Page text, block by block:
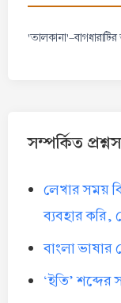
'তালকানা'-
সম্পর্কিত
লেখার সময়
ব্যবহার
বাংলা ভাষার
‘ইতি’ শব্দের